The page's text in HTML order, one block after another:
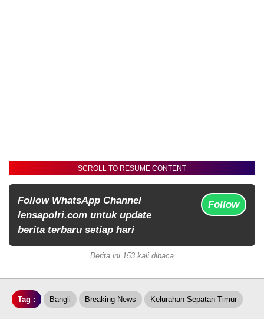
SCROLL TO RESUME CONTENT
Follow WhatsApp Channel
lensapolri.com untuk update
berita terbaru setiap hari
Follow
Berita ini 153 kali dibaca
Tag : Bangli Breaking News Kelurahan Sepatan Timur